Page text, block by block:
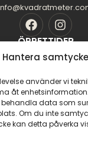
Hantera samtycke
använder vi
åt
data som
Om du inte
kan detta påverka
ÖPPETTIDER
Mån-Tors: 10.00 - 18.00
Lördag: 11.00 - 14.00
Söndag: Stängt
SIDOR
Golvguiden